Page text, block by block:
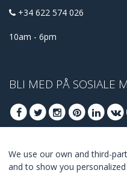
+34 622 574 026
10am - 6pm
BLI MED PÅ SOSIALE
BLI MED FOR Å FÅ
We use our own and third-
and to show you